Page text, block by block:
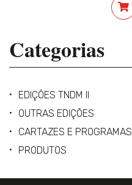
Categorias
EDIÇÕES TNDM II
OUTRAS EDIÇÕES
CARTAZES E PROGRAMAS
PRODUTOS